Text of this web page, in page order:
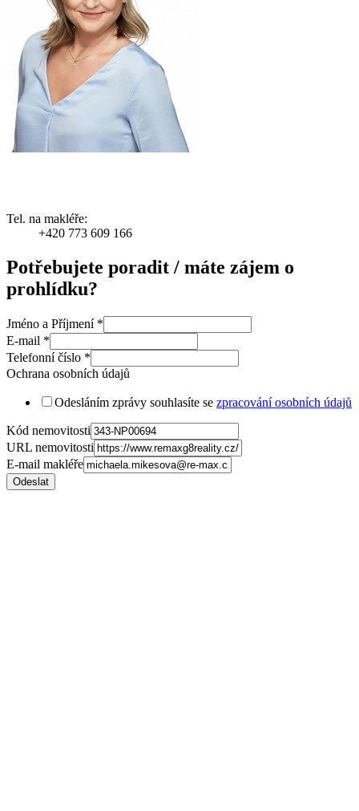
Tel. na makléře:
+420 773 609 166
Potřebujete poradit / máte zájem o
prohlídku?
Jméno a Příjmení *
E-mail *
Telefonní číslo *
Ochrana osobních údajů
Odesláním zprávy souhlasíte se zpracování osobních údajů
Kód nemovitosti
URL nemovitosti
E-mail makléře
Odeslat